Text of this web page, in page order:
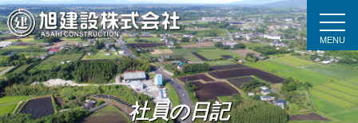
MENU
社員の日記